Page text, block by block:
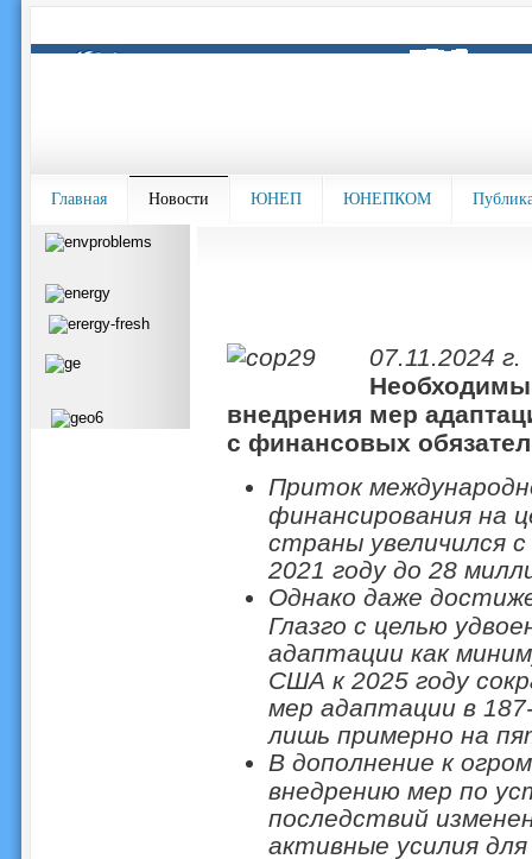
Главная Новости ЮНЕП ЮНЕПКОМ
07.11.2024 г.
Необходимы
внедрения мер
с финансовых
Приток
финансирования на
страны увеличился
2021 году до 28
Однако даже
Глазго с целью
адаптации как
США к 2025 году
мер адаптации в
лишь примерно на
В дополнение к
внедрению мер по
последствий
активные усилия